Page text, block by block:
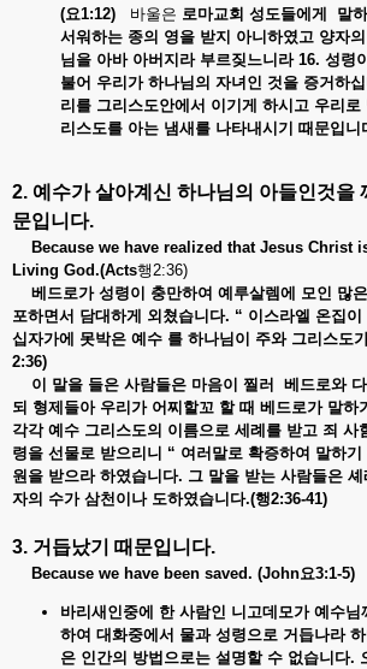
(요1:12) 바울은 로마교회 성도들에게 말
서워하는 종의 영을 받지 아니하였고 양자의
님을 아바 아버지라 부르짖느니라 16. 성령이
불어 우리가 하나님의 자녀인 것을 증거하
리를 그리스도안에서 이기게 하시고 우리로
리스도를 아는 냄새를 나타내시기 때문입니
2. 예수가 살아계신 하나님의 아들인것을
문입니다.
Because we have realized that Jesus Christ
Living God.(Acts행2:36)
베드로가 성령이 충만하여 예루살렘에 모인 많은
포하면서 담대하게 외쳤습니다. “ 이스라엘 온집이
십자가에 못박은 예수 를 하나님이 주와 그리스도
2:36)
이 말을 들은 사람들은 마음이 찔러 베드로와
되 형제들아 우리가 어찌할꼬 할 때 베드로가 말하
각각 예수 그리스도의 이름으로 세례를 받고 죄 사
령을 선물로 받으리니 “ 여러말로 확증하여 말하기
원을 받으라 하였습니다. 그 말을 받는 사람들은 셰
자의 수가 삼천이나 도하였습니다.(행2:36-41)
3. 거듭났기 때문입니다.
Because we have been saved. (John요3:1-5)
바리새인중에 한 사람인 니고데모가 예수님
하여 대화중에서 물과 성령으로 거듭나라
은 인간의 방법으로는 설명할 수 없습니다.